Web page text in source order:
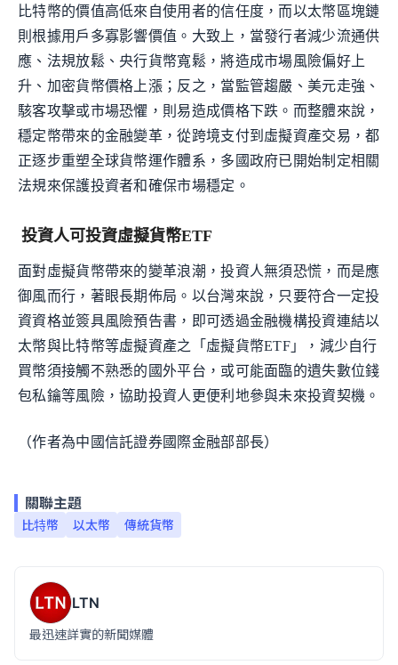
比特幣的價值高低來自使用者的信任度，而以太幣區塊鏈
則根據用戶多寡影響價值。大致上，當發行者減少流通供
應、法規放鬆、央行貨幣寬鬆，將造成市場風險偏好上
升、加密貨幣價格上漲；反之，當監管趨嚴、美元走強、
駭客攻擊或市場恐懼，則易造成價格下跌。而整體來說，
穩定幣帶來的金融變革，從跨境支付到虛擬資產交易，都
正逐步重塑全球貨幣運作體系，多國政府已開始制定相關
法規來保護投資者和確保市場穩定。
投資人可投資虛擬貨幣ETF
面對虛擬貨幣帶來的變革浪潮，投資人無須恐慌，而是應
御風而行，著眼長期佈局。以台灣來說，只要符合一定投
資資格並簽具風險預告書，即可透過金融機構投資連結以
太幣與比特幣等虛擬資產之「虛擬貨幣ETF」，減少自行
買幣須接觸不熟悉的國外平台，或可能面臨的遺失數位錢
包私鑰等風險，協助投資人更便利地參與未來投資契機。
（作者為中國信託證券國際金融部部長）
關聯主題
比特幣 以太幣 傳統貨幣
LTN
最迅速詳實的新聞媒體